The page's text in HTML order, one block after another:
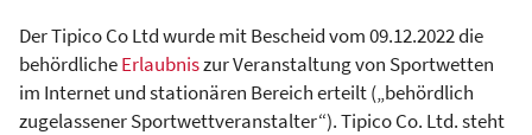
Der Tipico Co Ltd wurde mit Bescheid vom 09.12.2022 die
behördlicheErlaubniszur Veranstaltung von Sportwetten
im Internet und stationären Bereich erteilt („behördlich
zugelassener Sportwettveranstalter“). Tipico Co. Ltd. steht